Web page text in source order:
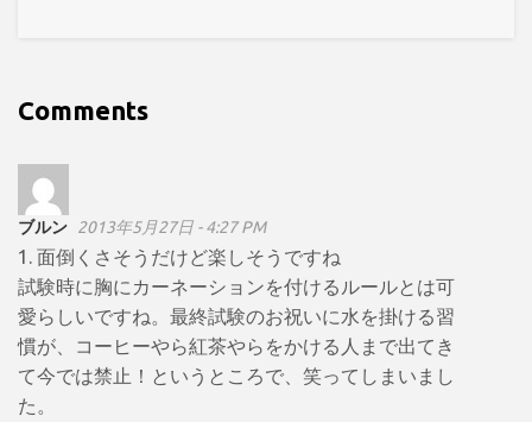
Comments
ブルン 2013年5月27日 - 4:27 PM
1. 面倒くさそうだけど楽しそうですね
試験時に胸にカーネーションを付けるルールとは可
愛らしいですね。最終試験のお祝いに水を掛ける習
慣が、コーヒーやら紅茶やらをかける人まで出てき
て今では禁止！というところで、笑ってしまいまし
た。